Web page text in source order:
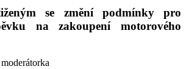
se změní podmínky pro
na zakoupení motorového